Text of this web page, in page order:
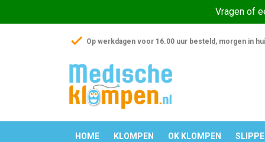
Vragen of
check Op werkdagen voor 16.00 uur besteld, morgen in
HOME KLOMPEN OK KLOMPEN